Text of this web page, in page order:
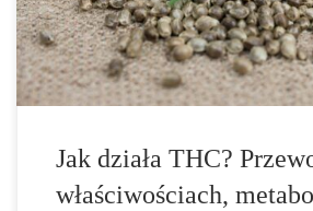
tetrahydrokannabinol i odnosi się do
obecnego przede […]
Jak działa THC?
właściwościach,